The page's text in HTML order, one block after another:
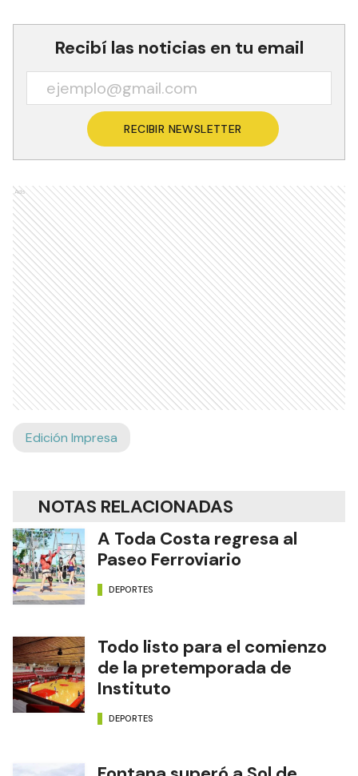
Recibí las noticias en tu email
RECIBIR NEWSLETTER
Ads
Edición Impresa
NOTAS RELACIONADAS
A Toda Costa regresa al
Paseo Ferroviario
DEPORTES
Todo listo para el comienzo
de la pretemporada de
Instituto
DEPORTES